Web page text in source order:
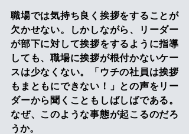
職場では気持ち良く挨拶をすることが
欠かせない。しかしながら、リーダー
が部下に対して挨拶をするように指導
しても、職場に挨拶が根付かないケー
スは少なくない。「ウチの社員は挨拶
もまともにできない！」との声をリー
ダーから聞くこともしばしばである。
なぜ、このような事態が起こるのだろ
うか。